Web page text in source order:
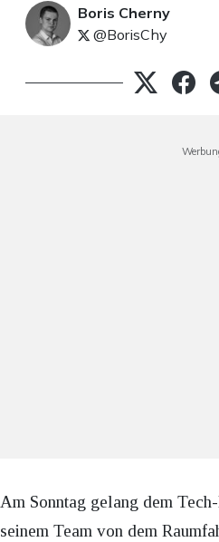
Boris Cherny
@BorisChy
Am Sonntag gelang dem
seinem Team von dem